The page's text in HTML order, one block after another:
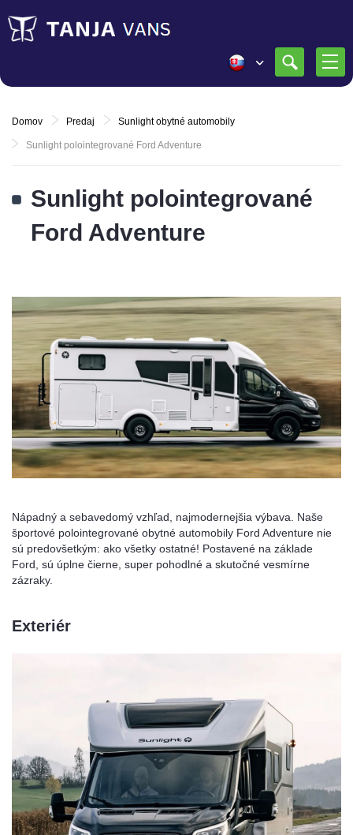
Domov Predaj Sunlight obytné automobily
Sunlight polointegrované Ford Adventure
Sunlight polointegrované
Ford Adventure
Nápadný a sebavedomý vzhľad, najmodernejšia výbava. Naše
športové polointegrované obytné automobily Ford Adventure nie
sú predovšetkým: ako všetky ostatné! Postavené na základe
Ford, sú úplne čierne, super pohodlné a skutočné vesmírne
zázraky.
Exteriér